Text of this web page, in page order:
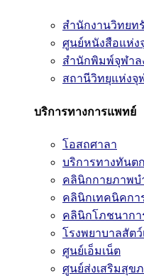
สำนักงานวิทยท
ศูนย์หนังสือแห่ง
สำนักพิมพ์จุฬา
สถานีวิทยุแห่งจุ
บริการทางการแพทย์
โอสถศาลา
บริการทางทันต
คลินิกกายภาพบ
คลินิกเทคนิคกา
คลินิกโภชนากา
โรงพยาบาลสัตว์
ศูนย์เอ็มเน็ต
ศูนย์ส่งเสริมสุข